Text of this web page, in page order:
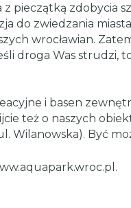
pieczątką zdobycia
do zwiedzania
wrocławian.
droga Was strudzi,
i basen
też o naszych
Wilanowska). Być